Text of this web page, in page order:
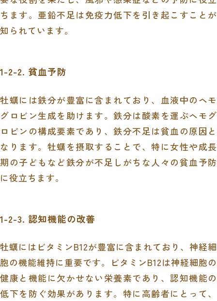
ちます。亜鉛不足は免疫力低下を引き起こすことが
知られています。
1-2-2. 貧血予防
牡蠣には鉄分が豊富に含まれており、血液中のヘモ
グロビン生成を助けます。鉄分は酸素を運ぶヘモグ
ロビンの構成要素であり、鉄分不足は貧血の原因と
なります。牡蠣を摂取することで、特に女性や成長
期の子どもなど鉄分が不足しがちな人々の貧血予防
に役立ちます。
1-2-3. 認知機能の改善
牡蠣にはビタミンB12が豊富に含まれており、神経細
胞の機能維持に重要です。ビタミンB12は神経細胞の
健康と機能に欠かせない栄養素であり、認知機能の
低下を防ぐ効果があります。特に高齢者にとって、